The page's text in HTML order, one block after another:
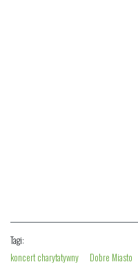
Tagi:
koncert charytatywny
Dobre Miasto